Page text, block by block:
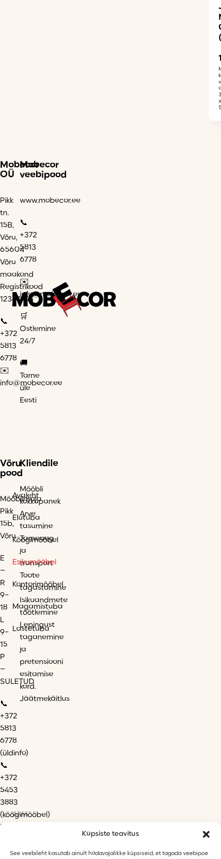
Küpsiste teavitus
See veebileht kasutab ainult hädavajalikke küpsiseid, et tagada veebipoe
3
x
Mobecor
OÜ
Pikk
tn.
15B,
Võru,
65604
Võru
maakond
Registrikood
12347944
📞
+372
5813
6778
✉️
info@mobecor.ee
Mobecor
veebipood
www.mobecor.ee
📞
+372
5813
6778
✉️
info@mobecor.ee
🛒
Ostlemine
24/7
🚚
Tarne
üle
Eesti
Võru
pood
Mööblimaja
Pikk
15b,
Võru
E
–
R
9-
18
L
9-
15
P
–
SULETUD
📞
+372
5813
6778
(üldinfo)
📞
+372
5453
3883
(köögimööbel)
✉️
Kliendile
Mööbli
kokkupanek
Arve
tasumine
Tarneaeg
ja
transport
Toote
tagastamine
Isikuandmete
töötlemine
Lepingust
taganemine
ja
pretensiooni
esitamise
kord.
Jäätmekäitlus
Avaleht
Elutuba
Köögimööbel
Esikumööbel
Kontorimööbel
Magamistuba
Lastetuba
AMA